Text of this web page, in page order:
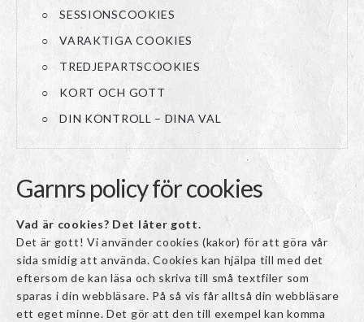
SESSIONSCOOKIES
VARAKTIGA COOKIES
TREDJEPARTSCOOKIES
KORT OCH GOTT
DIN KONTROLL – DINA VAL
Garnrs policy för cookies
Vad är cookies? Det låter gott.
Det är gott! Vi använder cookies (kakor) för att göra vår
sida smidig att använda. Cookies kan hjälpa till med det
eftersom de kan läsa och skriva till små textfiler som
sparas i din webbläsare. På så vis får alltså din webbläsare
ett eget minne. Det gör att den till exempel kan komma